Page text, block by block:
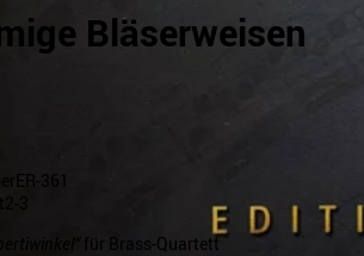
Bläserweisen
ER-361
für Brass-Quartett